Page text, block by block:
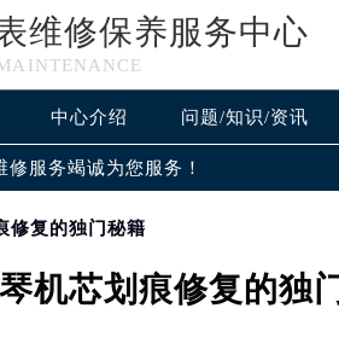
维修保养服务中心
中心介绍 问题/知识/资讯
修服务竭诚为您服务！
修复的独门秘籍
机芯划痕修复的独